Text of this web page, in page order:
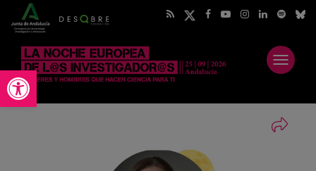
Abrir barra de herramientas
Abrir
menú